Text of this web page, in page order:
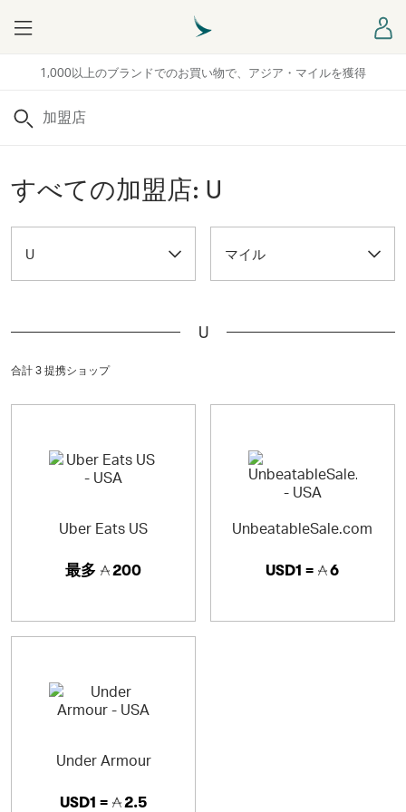
1,000以上のブランドでのお買い物で、アジア・マイルを獲得
Menu
検索
すべての加盟店: U
U マイル
U
合計 3 提携ショップ
Uber Eats US
最多 200
UnbeatableSale.com
USD1 = 6
Under Armour
USD1 = 2.5